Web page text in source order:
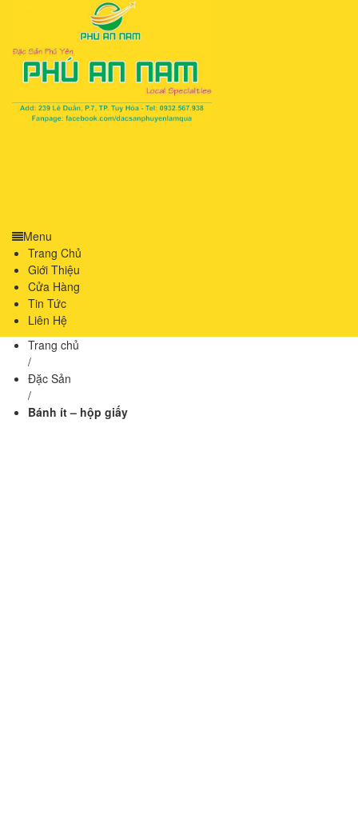
Menu
Trang Chủ
Giới Thiệu
Cửa Hàng
Tin Tức
Liên Hệ
Trang chủ
/
Đặc Sản
/
Bánh ít – hộp giấy